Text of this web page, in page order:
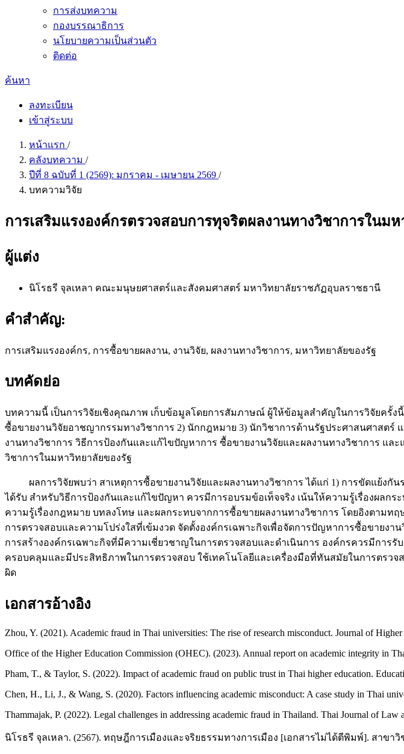
การส่งบทความ
กองบรรณาธิการ
นโยบายความเป็นส่วนตัว
ติดต่อ
ค้นหา
ลงทะเบียน
เข้าสู่ระบบ
หน้าแรก /
คลังบทความ /
ปีที่ 8 ฉบับที่ 1 (2569): มกราคม - เมษายน 2569 /
บทความวิจัย
การเสริมแรงองค์กรตรวจสอบการทุจริตผลงานทางวิชาการในม
ผู้แต่ง
นิโรธรี จุลเหลา คณะมนุษยศาสตร์และสังคมศาสตร์ มหาวิทยาลัยราชภัฏอุบลราชธานี
คำสำคัญ:
การเสริมแรงองค์กร, การซื้อขายผลงาน, งานวิจัย, ผลงานทางวิชาการ, มหาวิทยาลัยของรัฐ
บทคัดย่อ
บทความนี้ เป็นการวิจัยเชิงคุณภาพ เก็บข้อมูลโดยการสัมภาษณ์ ผู้ให้ข้อมูลสำคัญในการวิจัยครั้
ซื้อขายงานวิจัยอาชญากรรมทางวิชาการ 2) นักกฎหมาย 3) นักวิชาการด้านรัฐประศาสนศาสตร์
งานทางวิชาการ วิธีการป้องกันและแก้ไขปัญหาการ ซื้อขายงานวิจัยและผลงานทางวิชาการ แล
วิชาการในมหาวิทยาลัยของรัฐ
ผลการวิจัยพบว่า สาเหตุการซื้อขายงานวิจัยและผลงานทางวิชาการ ได้แก่ 1) การขัดแย้งกัน
ได้รับ สำหรับวิธีการป้องกันและแก้ไขปัญหา ควรมีการอบรมข้อเท็จจริง เน้นให้ความรู้เรื่องผลก
ความรู้เรื่องกฎหมาย บทลงโทษ และผลกระทบจากการซื้อขายผลงานทางวิชาการ โดยอิงตาม
การตรวจสอบและความโปร่งใสที่เข้มงวด จัดตั้งองค์กรเฉพาะกิจเพื่อจัดการปัญหาการซื้อขายง
การสร้างองค์กรเฉพาะกิจที่มีความเชี่ยวชาญในการตรวจสอบและดำเนินการ องค์กรควรมีการ
ครอบคลุมและมีประสิทธิภาพในการตรวจสอบ ใช้เทคโนโลยีและเครื่องมือที่ทันสมัยในการตรว
ผิด
เอกสารอ้างอิง
Zhou, Y. (2021). Academic fraud in Thai universities: The rise of research misconduct. Journal of
Office of the Higher Education Commission (OHEC). (2023). Annual report on academic integrity in
Pham, T., & Taylor, S. (2022). Impact of academic fraud on public trust in Thai higher education.
Chen, H., Li, J., & Wang, S. (2020). Factors influencing academic misconduct: A case study in Thai
Thammajak, P. (2022). Legal challenges in addressing academic fraud in Thailand. Thai Journal of Law
นิโรธรี จุลเหลา. (2567). ทฤษฎีการเมืองและจริยธรรมทางการเมือง [เอกสารไม่ได้ตีพิมพ์]. ส